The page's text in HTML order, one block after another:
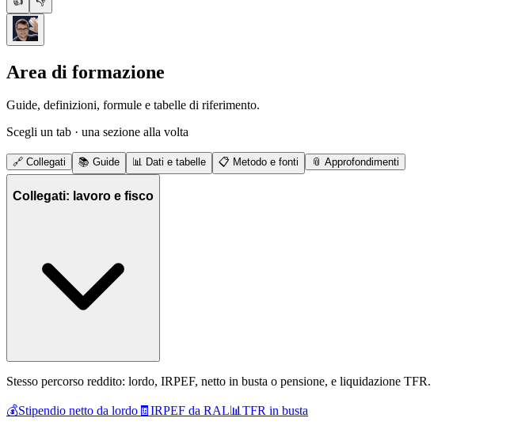
Area di formazione
Guide, definizioni, formule e tabelle di riferimento.
Scegli un tab · una sezione alla volta
🔗 Collegati 📚 Guide 📊 Dati e tabelle 📋 Metodo e fonti 📎 Approfondimenti
Collegati: lavoro e fisco
Stesso percorso reddito: lordo, IRPEF, netto in busta o pensione, e liquidazione TFR.
💰Stipendio netto da lordo 🧾 IRPEF da RAL📊 TFR in busta